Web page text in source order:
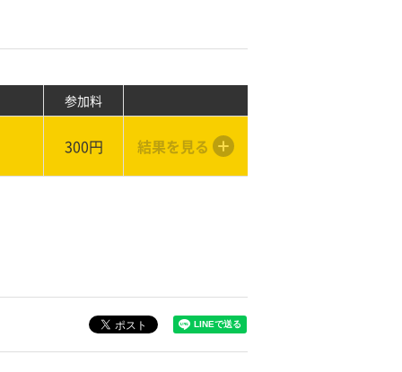
参加料
300円 結果を見る